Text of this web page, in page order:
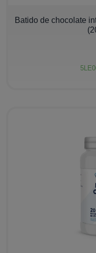
− +
Batido de chocolate